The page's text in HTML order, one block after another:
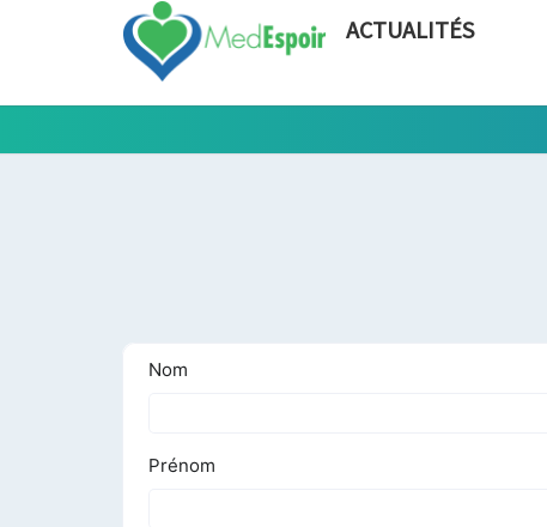
ACTUALITÉS